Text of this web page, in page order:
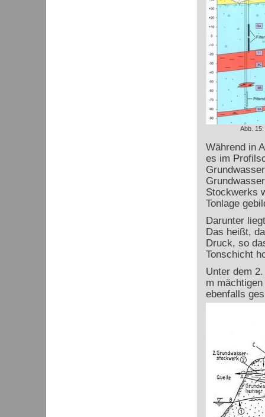
Abb.
Während in
es im
Stockwerks
Tonlage
Darunter
Das heißt,
Druck, so
Tonschicht
Unter dem
m
ebenfalls